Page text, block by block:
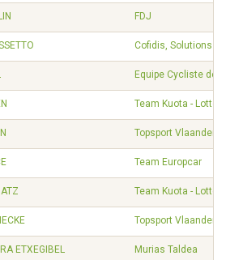
FDJ
Cofidis, Solutions
Equipe Cycliste de
Team Kuota - Lotto
Topsport
Team Europcar
Team Kuota - Lotto
Topsport
ETXEGIBEL Murias Taldea